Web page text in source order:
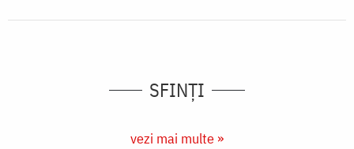
SFINȚI
vezi mai multe »